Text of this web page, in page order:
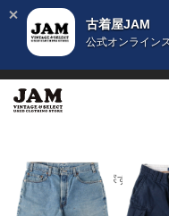
古着屋JAM
公式オンライン
カテゴリから探す ボ